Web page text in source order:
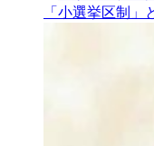
「小選挙区制」